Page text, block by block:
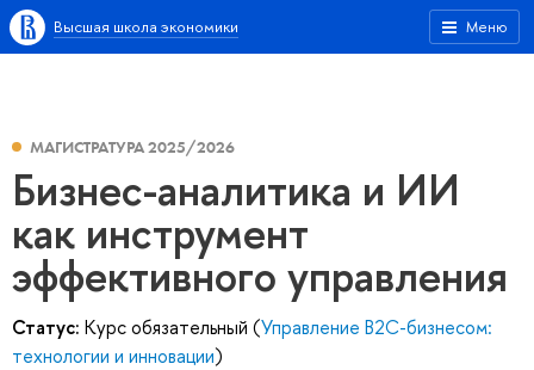
Меню
Высшая школа экономики
МАГИСТРАТУРА 2025/2026
Бизнес-аналитика и ИИ
как инструмент
эффективного управления
Статус: Курс обязательный (Управление B2C-бизнесом:
технологии и инновации)